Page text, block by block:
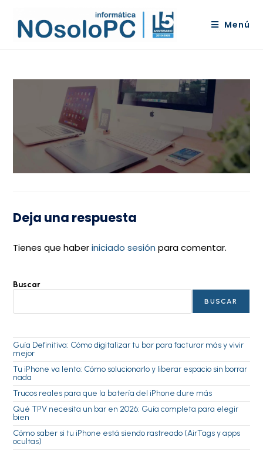
Menú
Deja una respuesta
Tienes que haberiniciado sesión para comentar.
Buscar
BUSCAR
Guía Definitiva: Cómo digitalizar tu bar para facturar más y vivir
mejor
Tu iPhone va lento: Cómo solucionarlo y liberar espacio sin borrar
nada
Trucos reales para que la batería del iPhone dure más
Qué TPV necesita un bar en 2026: Guía completa para elegir
bien
Cómo saber si tu iPhone está siendo rastreado (AirTags y apps
ocultas)